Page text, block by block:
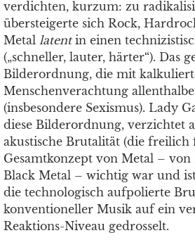
verdichten, kurzum: zu
übersteigerte sich Rock,
Metal latentin einen
(„schneller, lauter, härter“). Das
Bilderordnung, die mit
Menschenverachtung
(insbesondere Sexismus). Lady
diese Bilderordnung, verzichtet
akustische Brutalität (die freilich
Gesamtkonzept von Metal – von
Black Metal – wichtig war und
die technologisch aufpolierte
konventioneller Musik auf ein
Reaktions-Niveau gedrosselt.